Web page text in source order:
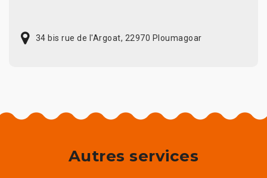
34 bis rue de l'Argoat, 22970 Ploumagoar
Autres services